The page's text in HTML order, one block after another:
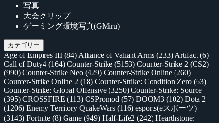
写真
大会クリップ
ゲーミング環境写真(GMiru)
カテゴリー
Age of Empires III (84) Alliance of Valiant Arms (233) Artifact (6)
Call of Duty4 (164) Counter-Strike (5153) Counter-Strike 2 (CS2)
(990) Counter-Strike Neo (429) Counter-Strike Online (260)
Counter-Strike Online 2 (18) Counter-Strike: Condition Zero (63)
Counter-Strike: Global Offensive (3250) Counter-Strike: Source
(395) CROSSFIRE (113) CSPromod (57) DOOM3 (102) Dota 2
(1206) Enemy Territory QuakeWars (116) esports(eスポーツ)
(3143) Fortnite (8) Game (949) Half-Life2 (242) Hearthstone: